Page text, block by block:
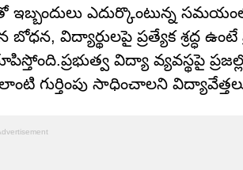
ఇబ్బందులు ఎదుర్కొంటున్న
విద్యార్థులపై ప్రత్యేక శ్రద్ధ
విద్యా వ్యవస్థపై
గుర్తింపు సాధించాలని